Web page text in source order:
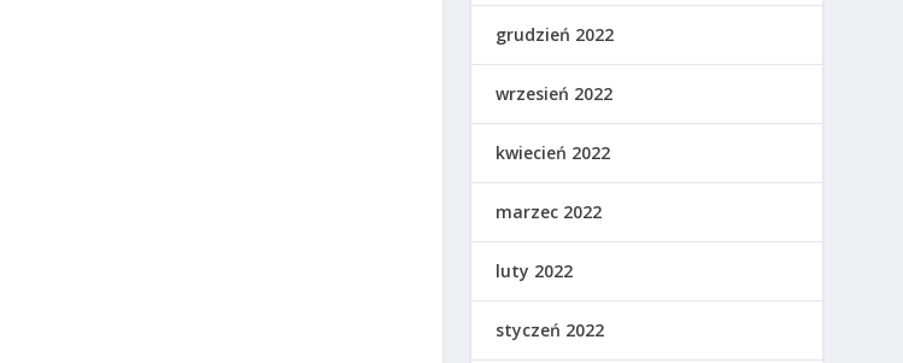
grudzień 2022
wrzesień 2022
kwiecień 2022
marzec 2022
luty 2022
styczeń 2022